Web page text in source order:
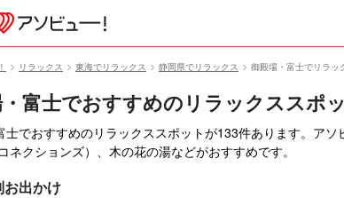
リラックス 東海でリラックス 静岡県でリラックス 御殿場・富士でリラッ
富士でおすすめのリラックススポ
士でおすすめのリラックススポットが133件あります。ア
ネクションズ）、木の花の湯などがおすすめです。
お出かけ